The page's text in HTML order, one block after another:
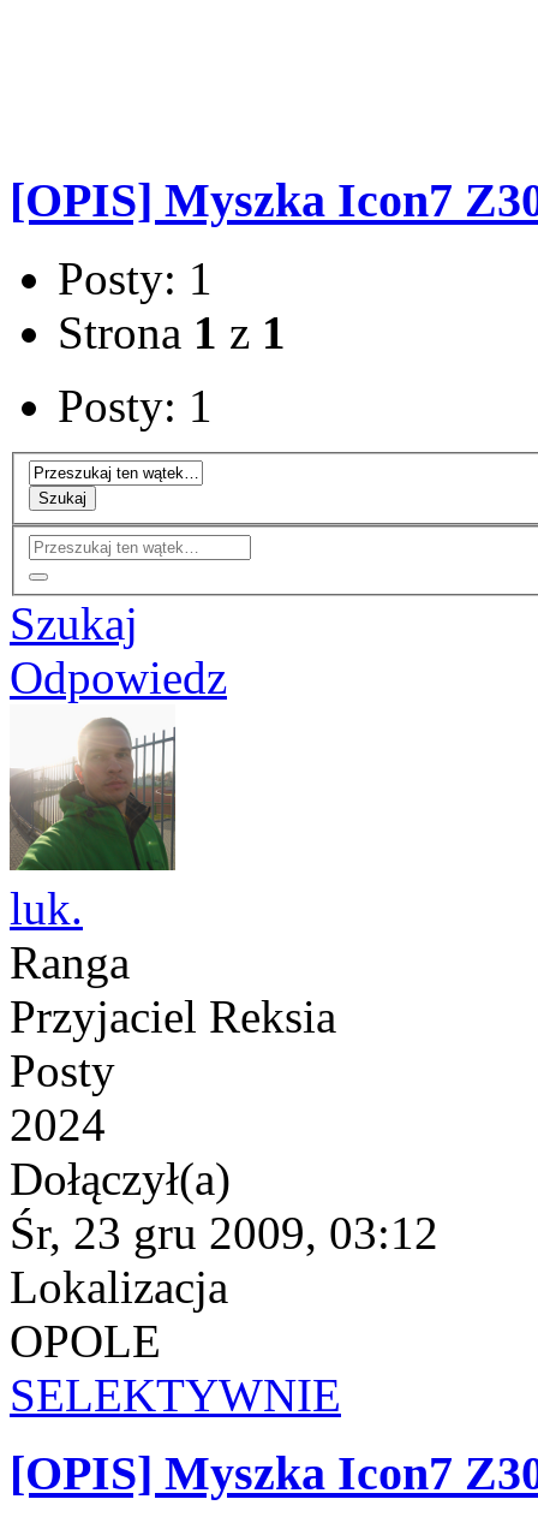
[OPIS] Myszka Icon7
Posty: 1
Strona 1 z 1
Posty: 1
Szukaj
Szukaj
Odpowiedz
luk.
Ranga
Przyjaciel Reksia
Posty
2024
Dołączył(a)
Śr, 23 gru 2009, 03:12
Lokalizacja
OPOLE
SELEKTYWNIE
[OPIS] Myszka Icon7